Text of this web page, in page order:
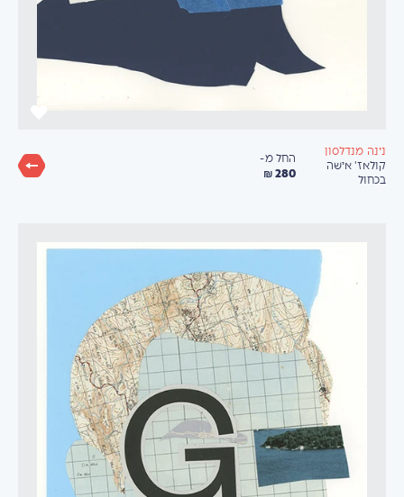
נינה מנדלסון
קולאז' אישה
בכחול
החל מ-
280 ₪